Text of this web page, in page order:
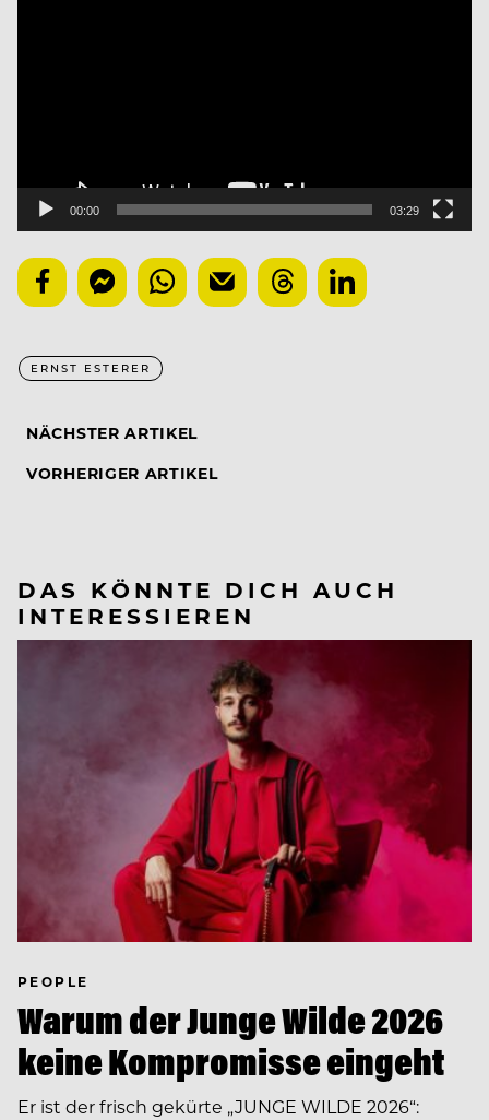
00:00 03:29
ERNST ESTERER
NÄCHSTER ARTIKEL
VORHERIGER ARTIKEL
DAS KÖNNTE DICH AUCH
INTERESSIEREN
PEOPLE
Warum der Junge Wilde 2026
keine Kompromisse eingeht
Er ist der frisch gekürte „JUNGE WILDE 2026“: